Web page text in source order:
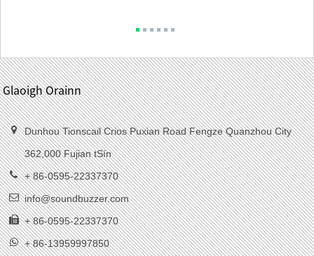
Glaoigh Orainn
Dunhou Tionscail Crios Puxian Road Fengze Quanzhou City
362,000 Fujian tSín
+ 86-0595-22337370
info@soundbuzzer.com
+ 86-0595-22337370
+ 86-13959997850